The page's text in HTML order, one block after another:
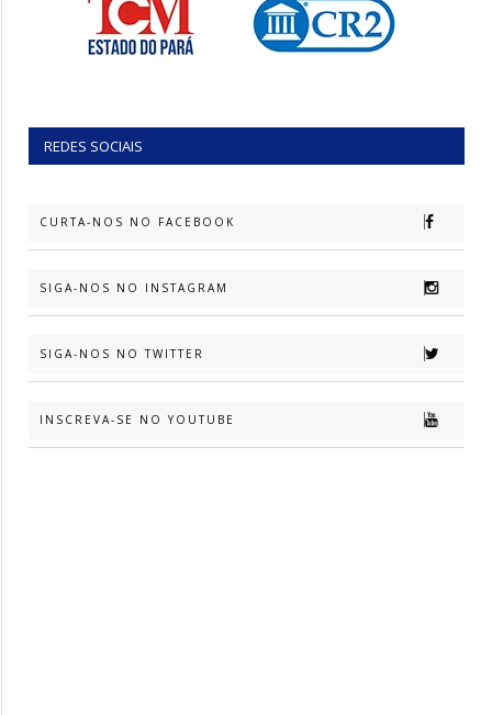
REDES SOCIAIS
CURTA-NOS NO FACEBOOK
SIGA-NOS NO INSTAGRAM
SIGA-NOS NO TWITTER
INSCREVA-SE NO YOUTUBE